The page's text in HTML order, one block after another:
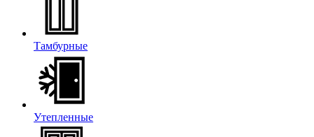
Тамбурные
Утепленные